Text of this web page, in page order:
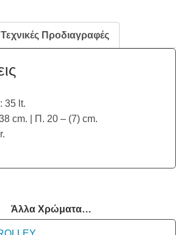
Τεχνικές Προδιαγραφές
35 lt.
cm. | Π. 20 – (7) cm.
Άλλα Χρώματα…